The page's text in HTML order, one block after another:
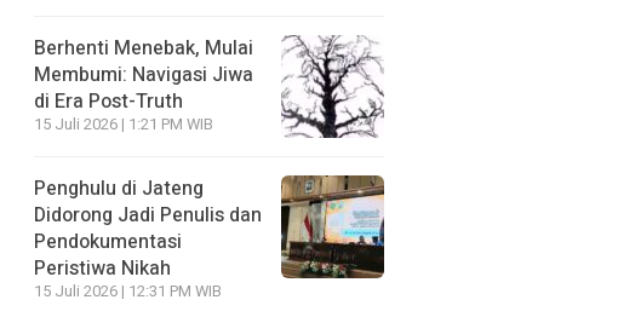
Berhenti Menebak, Mulai
Membumi: Navigasi Jiwa
di Era Post-Truth
15 Juli 2026 | 1:21 PM WIB
Penghulu di Jateng
Didorong Jadi Penulis dan
Pendokumentasi
Peristiwa Nikah
15 Juli 2026 | 12:31 PM WIB